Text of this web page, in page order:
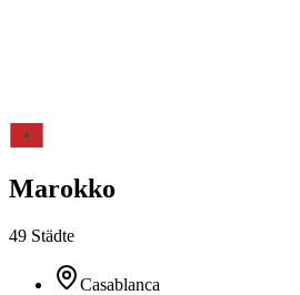
Marokko
49 Städte
Casablanca